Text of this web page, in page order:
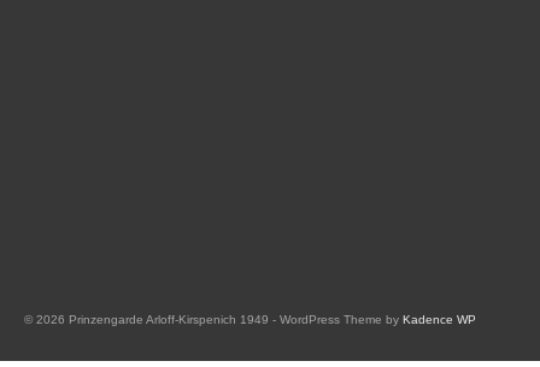
© 2026 Prinzengarde Arloff-Kirspenich 1949 - WordPress Theme by Kadence WP